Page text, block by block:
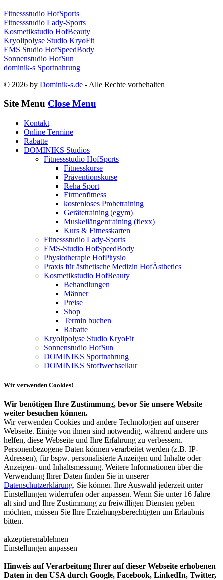
Fitnessstudio HofSports
Fitnessstudio Lady-Sports
Kosmetikstudio HofBeauty
Kryolipolyse Studio KryoFit
EMS Studio HofSpeedBody
Sonnenstudio HofSun
dominik-s Sportnahrung
© 2026 by Dominik-s.de - Alle Rechte vorbehalten
Site Menu Close Menu
Kontakt
Online Termine
Rabatte
DOMINIKS Studios
Fitnessstudio HofSports
Fitnesskurse
Präventionskurse
Reha Sport
Firmenfitness
kostenloses Probetraining
Gerätetraining (egym)
Muskellängentraining (flexx)
Kurs & Fitnesskarten
Fitnessstudio Lady-Sports
EMS-Studio HofSpeedBody
Physiotherapie HofPhysio
Praxis für ästhetische Medizin HofÄsthetics
Kosmetikstudio HofBeauty
Behandlungen
Männer
Preise
Shop
Termin buchen
Rabatte
Kryolipolyse Studio KryoFit
Sonnenstudio HofSun
DOMINIKS Sportnahrung
DOMINIKS Stoffwechselkur
Wir verwenden Cookies!
Wir benötigen Ihre Zustimmung, bevor Sie unsere Website
weiter besuchen können.
Wir verwenden Cookies und andere Technologien auf unserer
Webseite. Einige von ihnen sind notwendig, während andere uns
helfen, diese Webseite und Ihre Erfahrung zu verbessern.
Personenbezogene Daten können verarbeitet werden (z.B. IP-
Adressen), für bspw. personalisierte Anzeigen und Inhalte oder
Anzeigen- und Inhaltsmessung. Weitere Informationen über die
Verwendung Ihrer Daten finden Sie in unserer
Datenschutzerklärung. Sie können Ihre Auswahl jederzeit unter
Einstellungen widerrufen oder anpassen. Wenn Sie unter 16 Jahre
alt sind und Ihre Zustimmung zu freiwilligen Diensten geben
möchten, müssen Sie Ihre Erziehungsberechtigten um Erlaubnis
bitten.
akzeptierenablehnen
Einstellungen anpassen
Hinweis auf Verarbeitung Ihrer auf dieser Webseite erhobenen
Daten in den USA durch Google, Facebook, LinkedIn, Twitter,